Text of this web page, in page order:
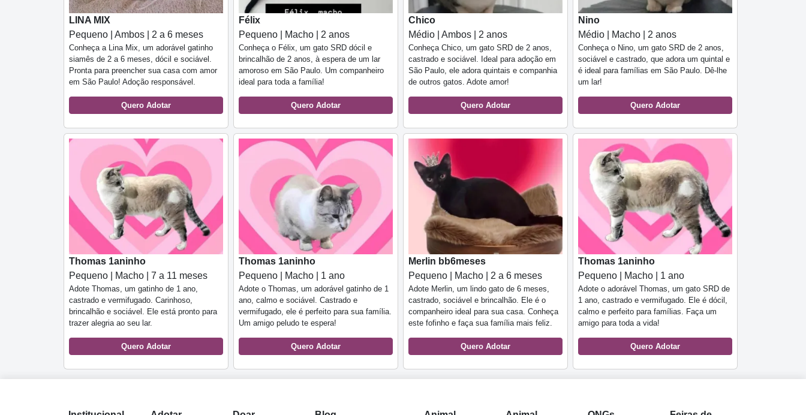
LINA MIX
Pequeno | Ambos | 2 a 6 meses
Conheça a Lina Mix, um adorável gatinho
siamês de 2 a 6 meses, dócil e sociável.
Pronta para preencher sua casa com amor
em São Paulo! Adoção responsável.
Quero Adotar
Félix
Pequeno | Macho | 2 anos
Conheça o Félix, um gato SRD dócil e
brincalhão de 2 anos, à espera de um lar
amoroso em São Paulo. Um companheiro
ideal para toda a família!
Quero Adotar
Chico
Médio | Ambos | 2 anos
Conheça Chico, um gato SRD de 2 anos,
castrado e sociável. Ideal para adoção em
São Paulo, ele adora quintais e companhia
de outros gatos. Adote amor!
Quero Adotar
Nino
Médio | Macho | 2 anos
Conheça o Nino, um gato SRD de 2 anos,
sociável e castrado, que adora um quintal e
é ideal para famílias em São Paulo. Dê-lhe
um lar!
Quero Adotar
Thomas 1aninho
Pequeno | Macho | 7 a 11 meses
Adote Thomas, um gatinho de 1 ano,
castrado e vermifugado. Carinhoso,
brincalhão e sociável. Ele está pronto para
trazer alegria ao seu lar.
Quero Adotar
Thomas 1aninho
Pequeno | Macho | 1 ano
Adote o Thomas, um adorável gatinho de 1
ano, calmo e sociável. Castrado e
vermifugado, ele é perfeito para sua família.
Um amigo peludo te espera!
Quero Adotar
Merlin bb6meses
Pequeno | Macho | 2 a 6 meses
Adote Merlin, um lindo gato de 6 meses,
castrado, sociável e brincalhão. Ele é o
companheiro ideal para sua casa. Conheça
este fofinho e faça sua família mais feliz.
Quero Adotar
Thomas 1aninho
Pequeno | Macho | 1 ano
Adote o adorável Thomas, um gato SRD de
1 ano, castrado e vermifugado. Ele é dócil,
calmo e perfeito para famílias. Faça um
amigo para toda a vida!
Quero Adotar